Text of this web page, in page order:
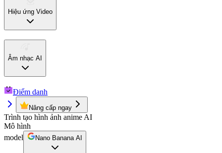
Hiệu ứng Video
Âm nhạc AI
Điểm danh
Nâng cấp ngay
Trình tạo hình ảnh anime AI
Mô hình
model
Nano Banana AI